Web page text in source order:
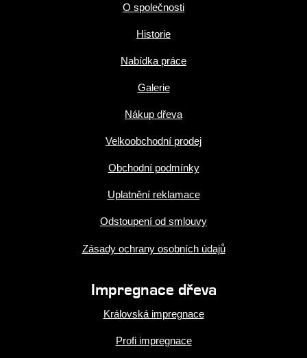
O společnosti
Historie
Nabídka práce
Galerie
Nákup dřeva
Velkoobchodní prodej
Obchodní podmínky
Uplatnění reklamace
Odstoupení od smlouvy
Zásady ochrany osobních údajů
Impregnace dřeva
Královská impregnace
Profi impregnace